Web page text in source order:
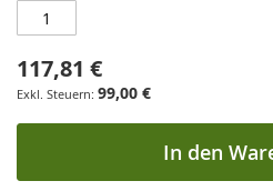
117,81 €
99,00 €
In den